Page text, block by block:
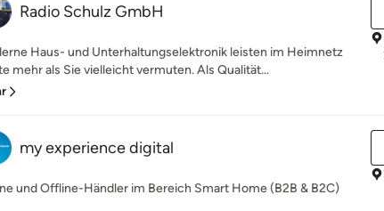
Radio Schulz GmbH
Haus- und Unterhaltungselektronik leisten im Heimnetz
mehr als Sie vielleicht vermuten. Als Qualität...
my experience digital
und Offline-Händler im Bereich Smart Home (B2B & B2C)